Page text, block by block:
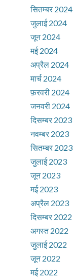
सितम्बर 2024
जुलाई 2024
जून 2024
मई 2024
अप्रैल 2024
मार्च 2024
फ़रवरी 2024
जनवरी 2024
दिसम्बर 2023
नवम्बर 2023
सितम्बर 2023
जुलाई 2023
जून 2023
मई 2023
अप्रैल 2023
दिसम्बर 2022
अगस्त 2022
जुलाई 2022
जून 2022
मई 2022